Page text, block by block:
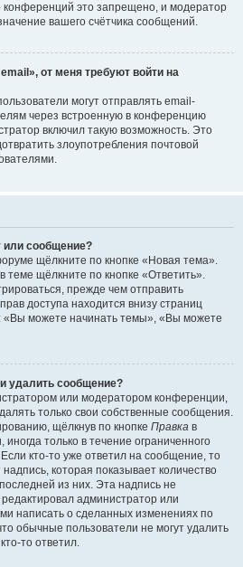
конференций это запрещено, и модератор
вашего счётчика сообщений.
от меня требуют войти на
могут отправлять email-
через встроенную в конференцию
включил такую возможность. Это
злоупотребления почтовой
или сообщение?
щёлкните по кнопке «Новая тема».
щёлкните по кнопке «Ответить».
прежде чем отправить
доступа находится внизу страниц
можете начинать темы», «Вы можете
удалить сообщение?
или модератором конференции,
только свои собственные сообщения.
щёлкнув по кнопке Правка в
только в течение ограниченного
кто-то уже ответил на сообщение, то
которая показывает количество
из них. Эта надпись не
администратор или
написать о сделанных изменениях по
обычные пользователи не могут удалить
то ответил.